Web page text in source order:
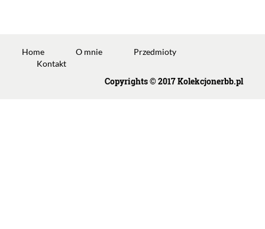
Home O mnie
Przedmioty
Kontakt
Copyrights © 2017 Kolekcjonerbb.pl